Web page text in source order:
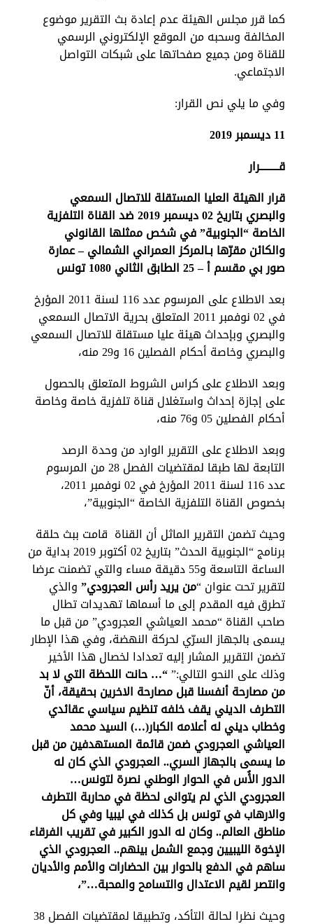
كما قرر مجلس الهيئة عدم إعادة بث التقرير موضوع
المخالفة وسحبه من الموقع الإلكتروني الرسمي
للقناة ومن جميع صفحاتها على شبكات التواصل
الاجتماعي.
وفي ما يلي نص القرار:
11 ديسمبر 2019
قـــــــــرار
قرار الهيئة العليا المستقلة للاتصال السمعي
والبصري بتاريخ 02 ديسمبر 2019 ضد القناة التلفزية
الخاصة “الجنوبية” في شخص ممثلها القانوني
والكائن مقرّها بـالمركز العمراني الشمالي – عمارة
صور بي مقسم أ – 25 الطابق الثاني 1080 تونس
بعد الاطلاع على المرسوم عدد 116 لسنة 2011 المؤرخ
في 02 نوفمبر 2011 المتعلق بحرية الاتصال السمعي
والبصري وبإحداث هيئة عليا مستقلة للاتصال السمعي
والبصري وخاصة أحكام الفصلين 16 و29 منه،
وبعد الاطلاع على كراس الشروط المتعلق بالحصول
على إجازة إحداث واستغلال قناة تلفزية خاصة وخاصة
أحكام الفصلين 05 و76 منه،
وبعد الاطلاع على التقرير الوارد من وحدة الرصد
التابعة لها طبقا لمقتضيات الفصل 28 من المرسوم
عدد 116 لسنة 2011 المؤرخ في 02 نوفمبر 2011،
بخصوص القناة التلفزية الخاصة “الجنوبية”،
وحيث تضمن التقرير الماثل أن القناة قامت ببث حلقة
برنامج “الجنوبية الحدث” بتاريخ 02 أكتوبر 2019 بداية من
الساعة التاسعة و55 دقيقة مساء والتي تضمنت عرضا
لتقرير تحت عنوان “من يريد رأس العجرودي”والذي
تطرق فيه المقدم إلى ما أسماها تهديدات تطال
صاحب القناة “محمد العياشي العجرودي” من قبل ما
يسمى بالجهاز السرّي لحركة النهضة، وفي هذا الإطار
تضمن التقرير المشار إليه تعدادا لخصال هذا الأخير
وذلك على النحو التالي:”“… حانت اللحظة التي لا بد
من مصارحة أنفسنا قبل مصارحة الاخرين بحقيقة، أنّ
التطرف الديني يقف خلفه تنظيم سياسي عقائدي
وخطاب ديني له أعلامه الكبار(…) السيد محمد
العياشي العجرودي ضمن قائمة المستهدفين من قبل
ما يسمى بالجهاز السري.. العجرودي الذي كان له
الدور الأُس في الحوار الوطني نصرة لتونس…
العجرودي الذي لم يتوانى لحظة في محاربة التطرف
والارهاب في تونس بل كذلك في ليبيا وفي كل
مناطق العالم.. وكان له الدور الكبير في تقريب الفرقاء
الإخوة الليبيين وجمع الشمل بينهم.. العجرودي الذي
ساهم في الدفع بالحوار بين الحضارات والأمم والأديان
وانتصر لقيم الاعتدال والتسامح والمحبة…”،
وحيث نظرا لحالة التأكد، وتطبيقا لمقتضيات الفصل 38